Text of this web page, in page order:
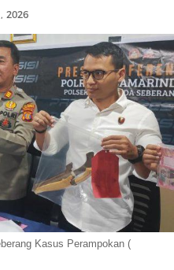
2026
Kasus Perampokan (